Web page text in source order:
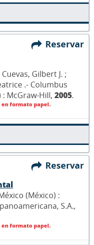
Reservar
Gilbert J. ;
.- Columbus
McGraw-Hill, 2005.
formato papel.
Reservar
(México) :
S.A.,
formato papel.